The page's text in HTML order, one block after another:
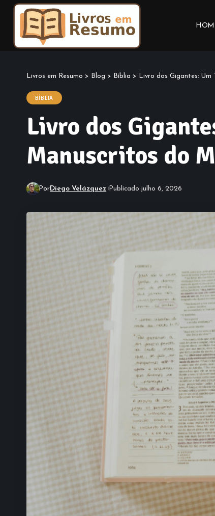
Livros em Resumo > Blog > Bíblia > Livro dos Gigantes:
BÍBLIA
Livro dos
Manuscritos do
PorDiego Velázquez Publicado julho 6, 2026